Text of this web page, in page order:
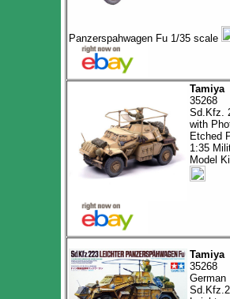
Panzerspahwagen Fu 1/35 scale
Tamiya
35268
Sd.Kfz.
with
Etched
1:35
Model
Tamiya
35268
German